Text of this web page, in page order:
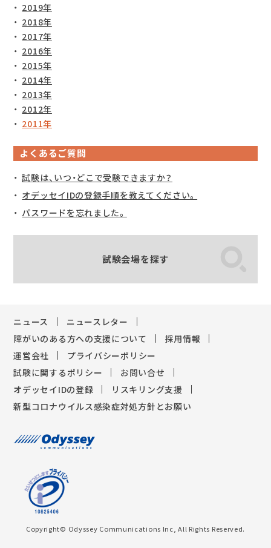
2019年
2018年
2017年
2016年
2015年
2014年
2013年
2012年
2011年
よくあるご質問
試験は、いつ・どこで受験できますか？
オデッセイIDの登録手順を教えてください。
パスワードを忘れました。
試験会場を探す
ニュース
ニュースレター
障がいのある方への支援について
採用情報
運営会社
プライバシーポリシー
試験に関するポリシー
お問い合せ
オデッセイIDの登録
リスキリング支援
新型コロナウイルス感染症対処方針とお願い
Copyright© Odyssey Communications Inc, All Rights Reserved.